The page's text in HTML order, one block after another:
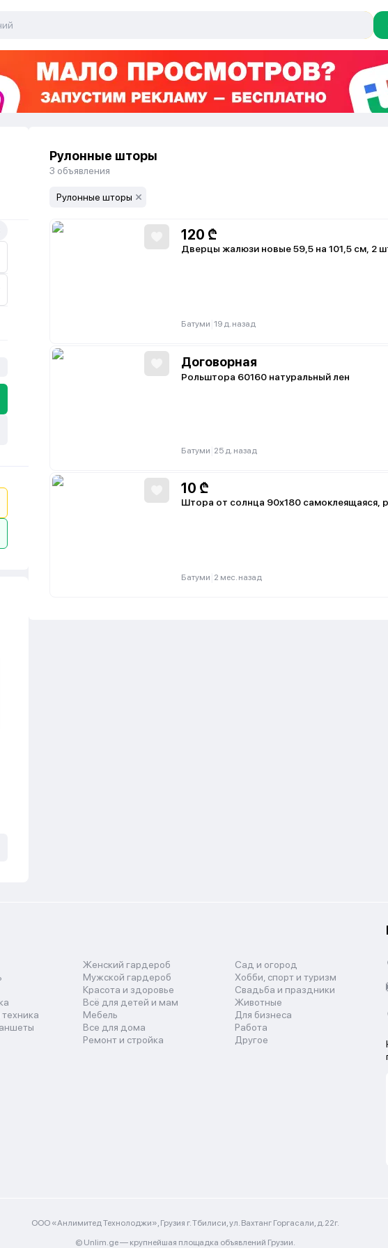
Рулонные шторы
3 объявления
Рулонные шторы
120 ₾
Дверцы жалюзи новые 59,5 на 101,5 см, 2
Батуми 19 д. назад
Договорная
Рольштора 60160 натуральный лен
Батуми 25 д. назад
10 ₾
Штора от солнца 90x180 самоклеящаяся,
Батуми 2 мес. назад
Женский гардероб
Мужской гардероб
Красота и здоровье
Всё для детей и мам
Мебель
Все для дома
Ремонт и стройка
Сад и огород
Хобби, спорт и туризм
Свадьба и праздники
Животные
Для бизнеса
Работа
Другое
ООО «Анлимитед Технолоджи», Грузия г. Тбилиси, ул. Вахтанг Горгасали, д.22г.
© Unlim.ge — крупнейшая площадка объявлений Грузии.